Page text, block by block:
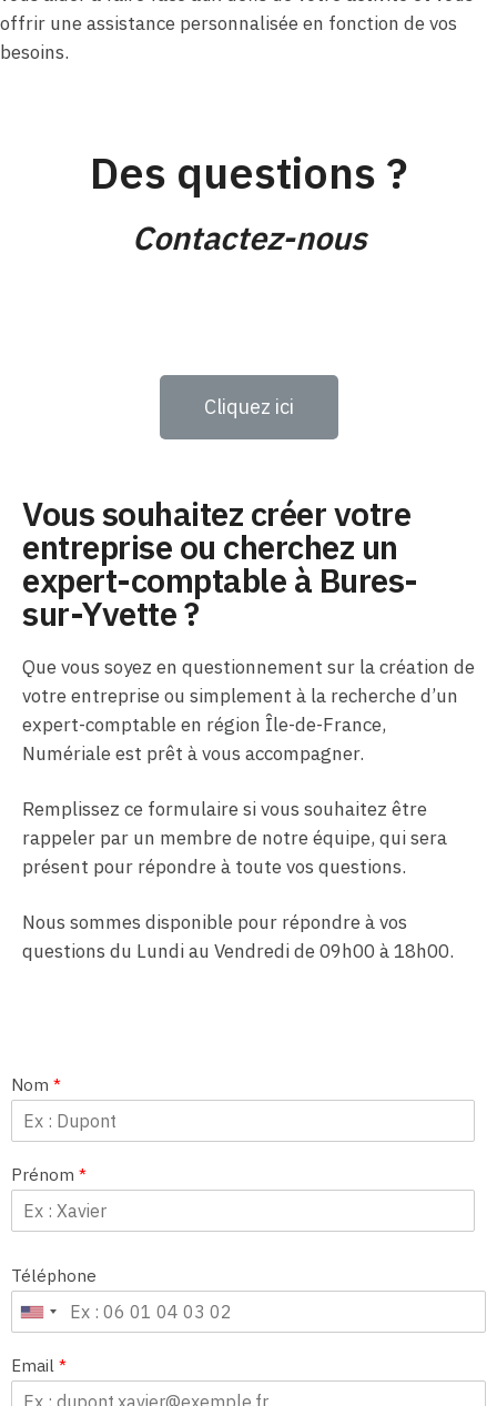
offrir une assistance personnalisée en fonction de vos
besoins.
Des questions ?
Contactez-nous
Cliquez ici
Vous souhaitez créer votre
entreprise ou cherchez un
expert-comptable à Bures-
sur-Yvette ?
Que vous soyez en questionnement sur la création de
votre entreprise ou simplement à la recherche d’un
expert-comptable en région Île-de-France,
Numériale est prêt à vous accompagner.
Remplissez ce formulaire si vous souhaitez être
rappeler par un membre de notre équipe, qui sera
présent pour répondre à toute vos questions.
Nous sommes disponible pour répondre à vos
questions du Lundi au Vendredi de 09h00 à 18h00.
Nom *
Prénom *
Téléphone
Email *